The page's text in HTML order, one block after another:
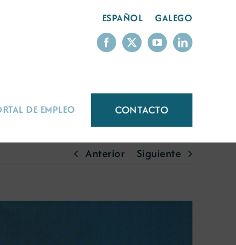
ESPAÑOL GALEGO
DE EMPLEO CONTACTO
Anterior Siguiente